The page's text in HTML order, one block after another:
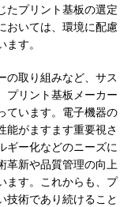
たプリント基板の選定
おいては、環境に配慮
す。
の取り組みなど、サス
プリント基板メーカー
ています。電子機器の
能がますます重要視さ
ギー化などのニーズに
革新や品質管理の向上
ます。これからも、プ
技術であり続けること